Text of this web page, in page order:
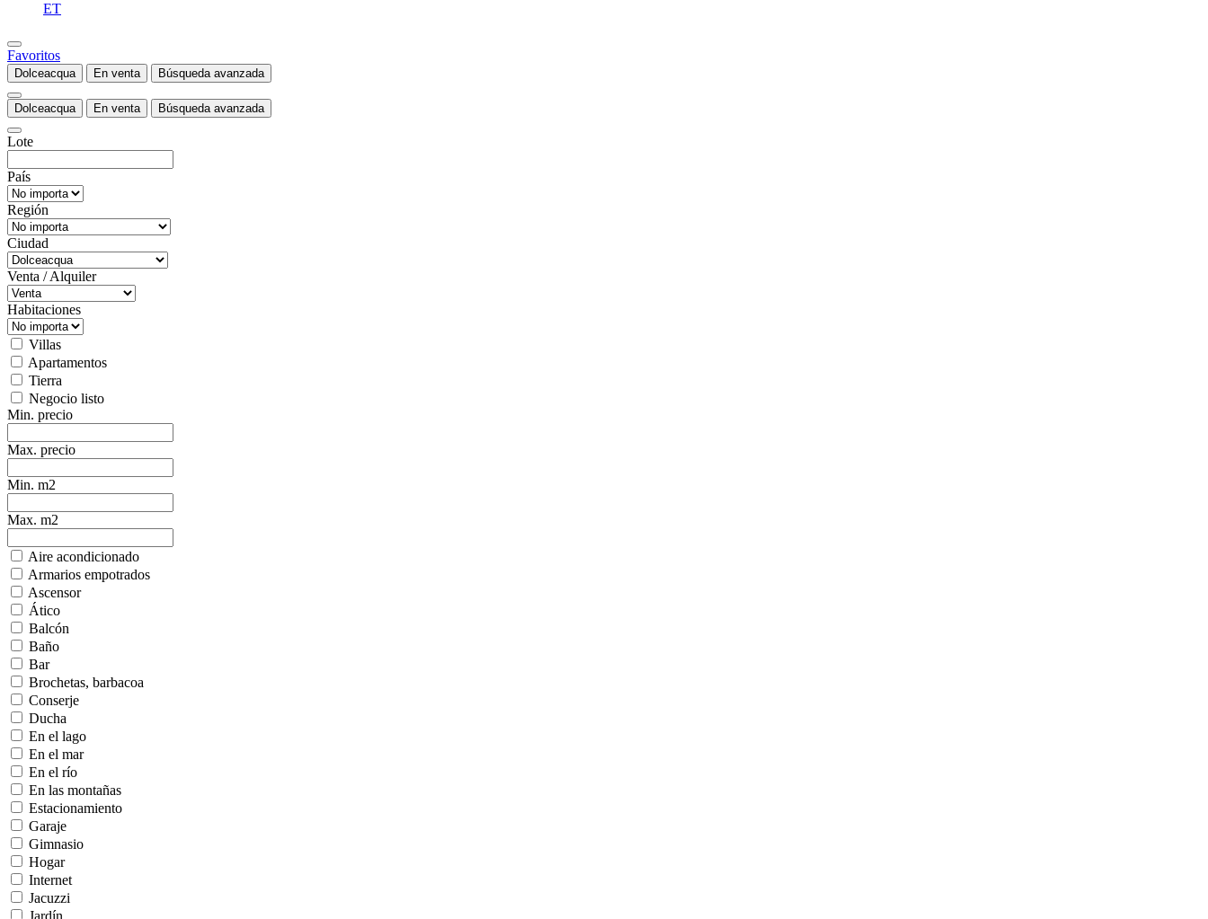
ET
Favoritos
Dolceacqua En venta Búsqueda avanzada
Dolceacqua En venta Búsqueda avanzada
Lote
País
Región
Ciudad
Venta / Alquiler
Habitaciones
Villas
Apartamentos
Tierra
Negocio listo
Min. precio
Max. precio
Min. m2
Max. m2
Aire acondicionado
Armarios empotrados
Ascensor
Ático
Balcón
Baño
Bar
Brochetas, barbacoa
Conserje
Ducha
En el lago
En el mar
En el río
En las montañas
Estacionamiento
Garaje
Gimnasio
Hogar
Internet
Jacuzzi
Jardín